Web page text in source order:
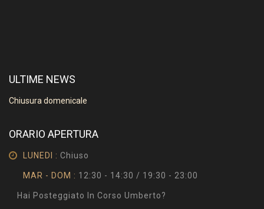
ULTIME NEWS
Chiusura domenicale
ORARIO APERTURA
LUNEDI : Chiuso
MAR - DOM : 12:30 - 14:30 / 19:30 - 23:00
Hai Posteggiato In Corso Umberto?